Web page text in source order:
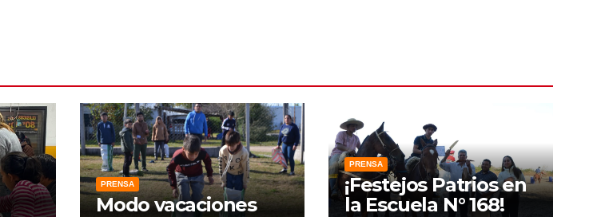
PRENSA
Modo vacaciones
PRENSA
¡Festejos Patrios en
la Escuela N° 168!